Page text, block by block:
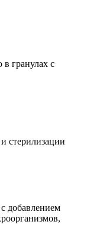
гранулах с
стерилизации
добавлением